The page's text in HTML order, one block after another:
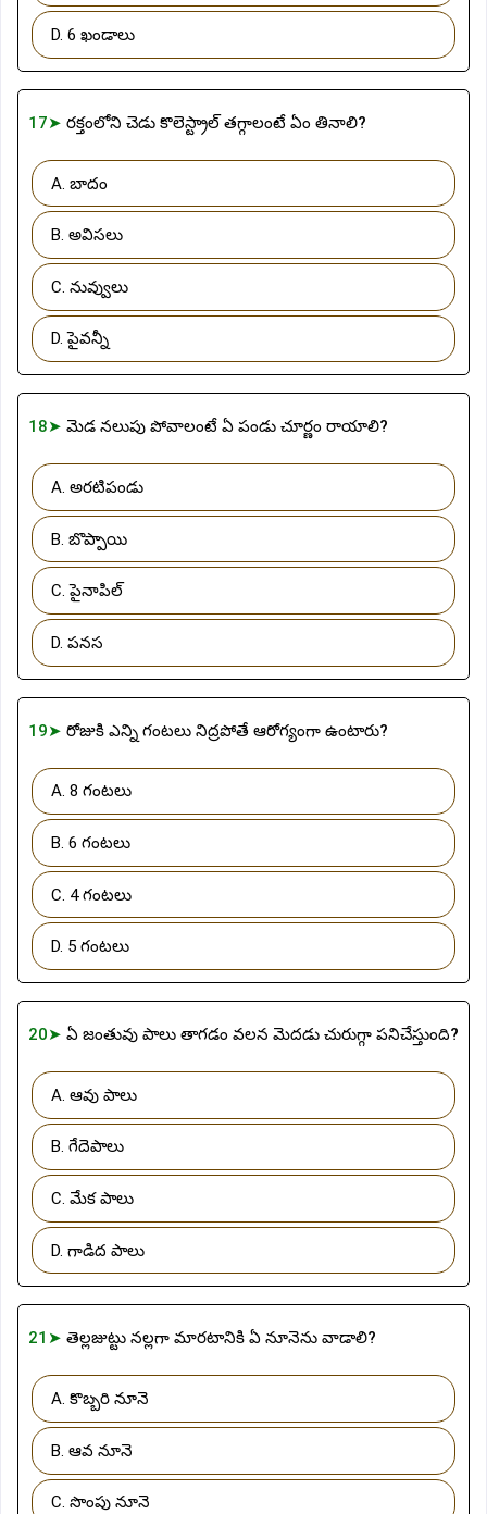
D. 6 ఖండాలు
17➤ రక్తంలోని చెడు కొలెస్ట్రాల్ తగ్గాలంటే ఏం తినాలి?
A. బాదం
B. అవిసలు
C. నువ్వులు
D. పైవన్నీ
18➤ మెడ నలుపు పోవాలంటే ఏ పండు చూర్ణం రాయాలి?
A. అరటిపండు
B. బొప్పాయి
C. పైనాపిల్
D. పనస
19➤ రోజుకి ఎన్ని గంటలు నిద్రపోతే ఆరోగ్యంగా ఉంటారు?
A. 8 గంటలు
B. 6 గంటలు
C. 4 గంటలు
D. 5 గంటలు
20➤ ఏ జంతువు పాలు తాగడం వలన మెదడు చురుగ్గా పనిచేస్తుంది?
A. ఆవు పాలు
B. గేదెపాలు
C. మేక పాలు
D. గాడిద పాలు
21➤ తెల్లజుట్టు నల్లగా మారటానికి ఏ నూనెను వాడాలి?
A. కొబ్బరి నూనె
B. ఆవ నూనె
C. సొంపు నూనె